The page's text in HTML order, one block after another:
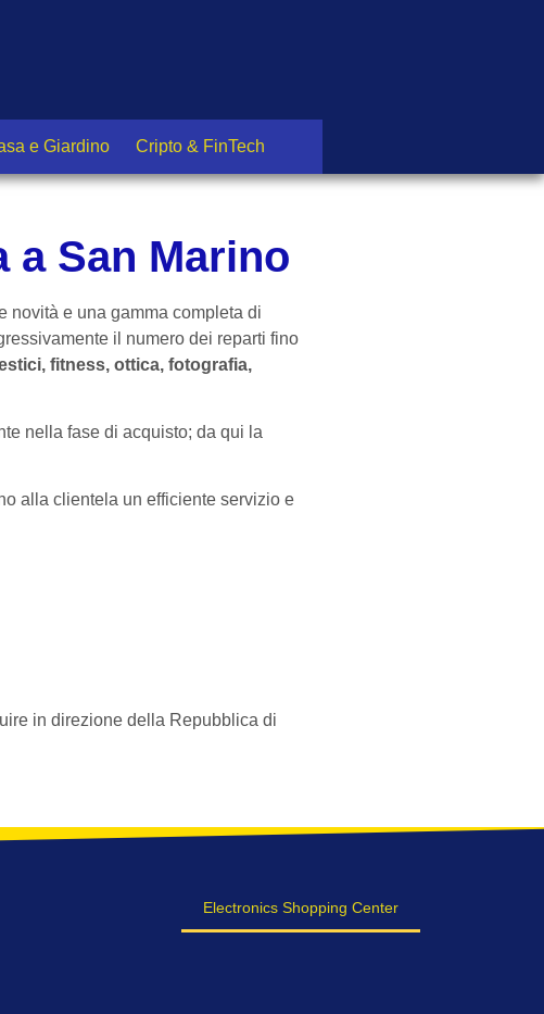
e Giardino Cripto & FinTech
a San Marino
novità e una gamma completa di
il numero dei reparti fino
fitness, ottica, fotografia,
nella fase di acquisto; da qui la
alla clientela un efficiente servizio e
in direzione della Repubblica di
Electronics Shopping Center